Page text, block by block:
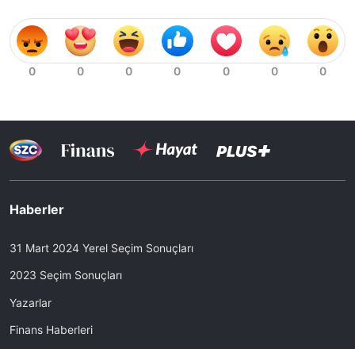
Haberler
31 Mart 2024 Yerel Seçim Sonuçları
2023 Seçim Sonuçları
Yazarlar
Finans Haberleri